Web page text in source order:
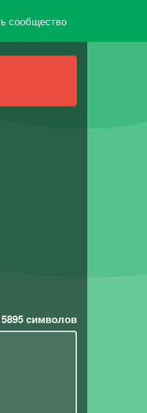
сообщество
символов